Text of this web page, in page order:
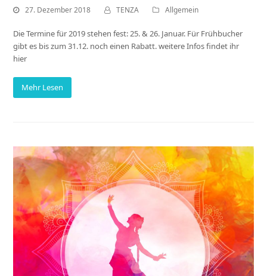
27. Dezember 2018 TENZA Allgemein
Die Termine für 2019 stehen fest: 25. & 26. Januar. Für Frühbucher
gibt es bis zum 31.12. noch einen Rabatt. weitere Infos findet ihr
hier
Mehr Lesen